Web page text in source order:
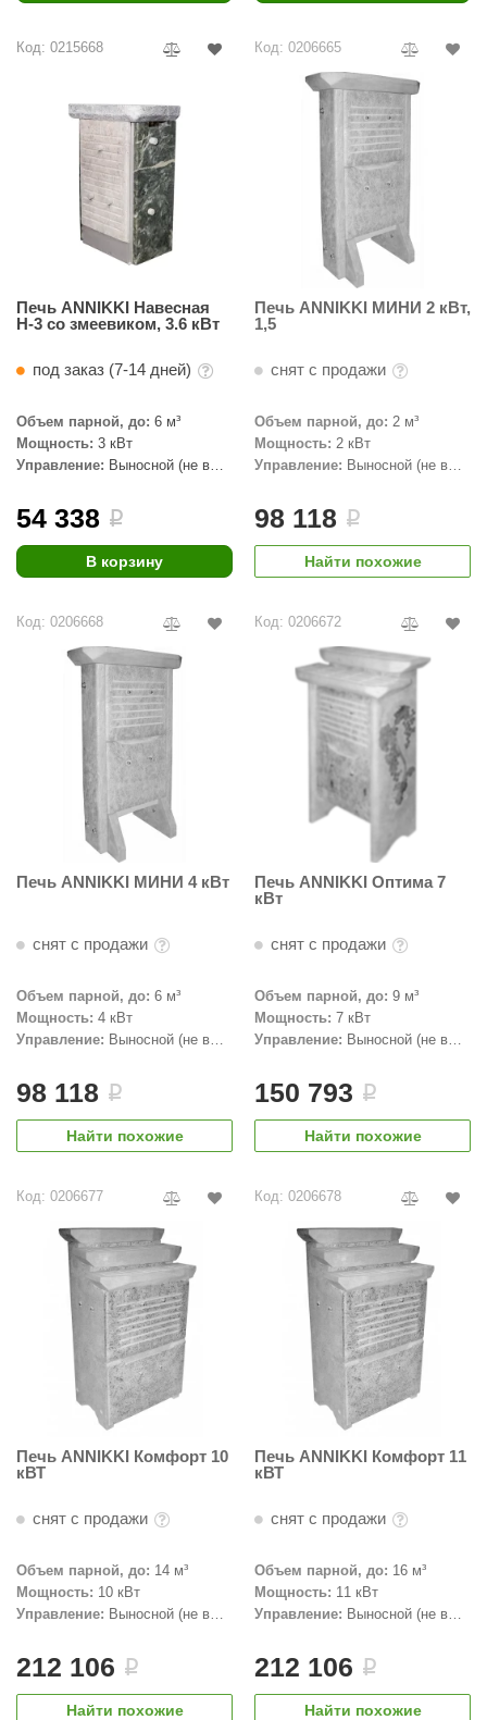
Код: 0215668
Печь ANNIKKI Навесная
Н-3 со змеевиком, 3.6 кВт
под заказ (7-14 дней)
Объем парной, до: 6 м³
Мощность: 3 кВт
Управление: Выносной (не в
54 338 i
В корзину
Код: 0206665
Печь ANNIKKI МИНИ 2 кВт,
1,5
снят с продажи
Объем парной, до: 2 м³
Мощность: 2 кВт
Управление: Выносной (не в
98 118 i
Найти похожие
Код: 0206668
Печь ANNIKKI МИНИ 4 кВт
снят с продажи
Объем парной, до: 6 м³
Мощность: 4 кВт
Управление: Выносной (не в
98 118 i
Найти похожие
Код: 0206672
Печь ANNIKKI Оптима 7
кВт
снят с продажи
Объем парной, до: 9 м³
Мощность: 7 кВт
Управление: Выносной (не в
150 793 i
Найти похожие
Код: 0206677
Печь ANNIKKI Комфорт 10
кВТ
снят с продажи
Объем парной, до: 14 м³
Мощность: 10 кВт
Управление: Выносной (не в
212 106 i
Найти похожие
Код: 0206678
Печь ANNIKKI Комфорт 11
кВТ
снят с продажи
Объем парной, до: 16 м³
Мощность: 11 кВт
Управление: Выносной (не в
212 106 i
Найти похожие